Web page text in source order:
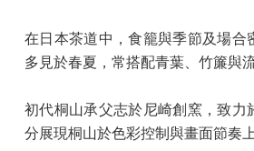
在日本茶道中，食籠與季節及場
多見於春夏，常搭配青葉、竹簾與
初代桐山承父志於尼崎創窯，致
分展現桐山於色彩控制與畫面節奏